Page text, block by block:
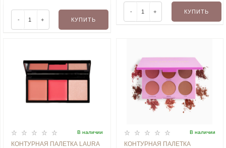
- + КУПИТЬ
- + КУПИТЬ
В наличии
КОНТУРНАЯ ПАЛЕТКА LAURA
В наличии
КОНТУРНАЯ ПАЛЕТКА